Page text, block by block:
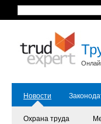
Новости
Охрана труда